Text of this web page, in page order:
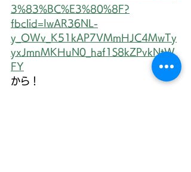
3%83%BC%E3%80%8F?
fbclid=IwAR36NL-
y_OWv_K51kAP7VMmHJC4MwTy
yxJmnMKHuN0_haf1S8kZPvkNtW
FY
から！